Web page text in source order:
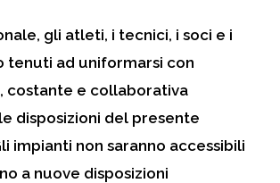
gli atleti, i tecnici, i soci e i
tenuti ad uniformarsi con
costante e collaborativa
disposizioni del presente
impianti non saranno accessibili
a nuove disposizioni